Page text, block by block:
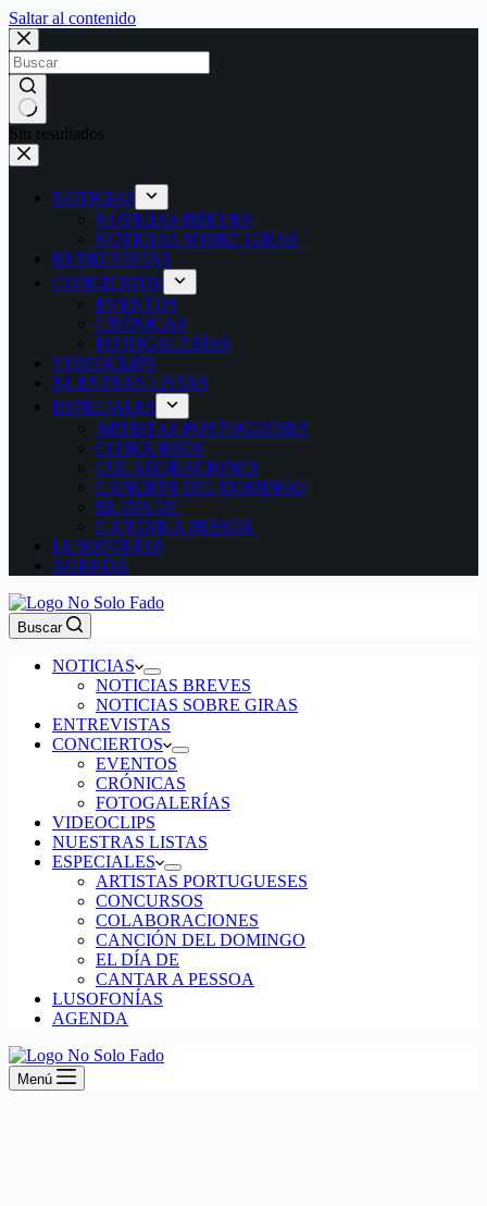
Saltar al contenido
Sin resultados
NOTICIAS
NOTICIAS BREVES
NOTICIAS SOBRE GIRAS
ENTREVISTAS
CONCIERTOS
EVENTOS
CRÓNICAS
FOTOGALERÍAS
VIDEOCLIPS
NUESTRAS LISTAS
ESPECIALES
ARTISTAS PORTUGUESES
CONCURSOS
COLABORACIONES
CANCIÓN DEL DOMINGO
EL DÍA DE
CANTAR A PESSOA
LUSOFONÍAS
AGENDA
Buscar
NOTICIAS
NOTICIAS BREVES
NOTICIAS SOBRE GIRAS
ENTREVISTAS
CONCIERTOS
EVENTOS
CRÓNICAS
FOTOGALERÍAS
VIDEOCLIPS
NUESTRAS LISTAS
ESPECIALES
ARTISTAS PORTUGUESES
CONCURSOS
COLABORACIONES
CANCIÓN DEL DOMINGO
EL DÍA DE
CANTAR A PESSOA
LUSOFONÍAS
AGENDA
Menú